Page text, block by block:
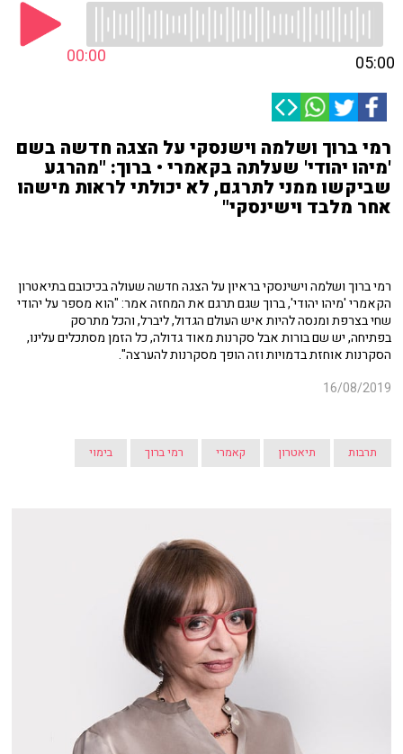
00:00 05:00
רמי ברוך ושלמה וישנסקי על הצגה חדשה בשם
'מיהו יהודי' שעלתה בקאמרי • ברוך: "מהרגע
שביקשו ממני לתרגם, לא יכולתי לראות מישהו
אחר מלבד וישינסקי"
רמי ברוך ושלמה וישינסקי בראיון על הצגה חדשה שעולה בכיכובם בתיאטרון
הקאמרי 'מיהו יהודי', ברוך שגם תרגם את המחזה אמר: "הוא מספר על יהודי
שחי בצרפת ומנסה להיות איש העולם הגדול, ליברל, והכל מתרסק
בפתיחה, יש שם בורות אבל סקרנות מאוד גדולה, כל הזמן מסתכלים עלינו,
הסקרנות אוחזת בדמויות וזה הופך מסקרנות להערצה".
16/08/2019
תרבות תיאטרון קאמרי רמי ברוך בימוי